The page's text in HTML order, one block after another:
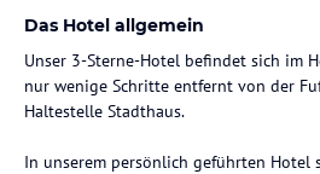
Das Hotel allgemein
Unser 3-Sterne-Hotel befindet sich im
nur wenige Schritte entfernt von der
Haltestelle Stadthaus.
In unserem persönlich geführten Hotel